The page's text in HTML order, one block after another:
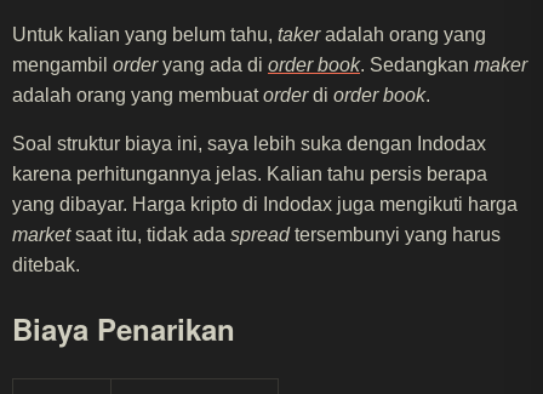
Untuk kalian yang belum tahu, takeradalah orang yang
mengambil orderyang ada di order book. Sedangkan maker
adalah orang yang membuatorderdi order book.
Soal struktur biaya ini, saya lebih suka dengan Indodax
karena perhitungannya jelas. Kalian tahu persis berapa
yang dibayar. Harga kripto di Indodax juga mengikuti harga
marketsaat itu, tidak ada spreadtersembunyi yang harus
ditebak.
Biaya Penarikan